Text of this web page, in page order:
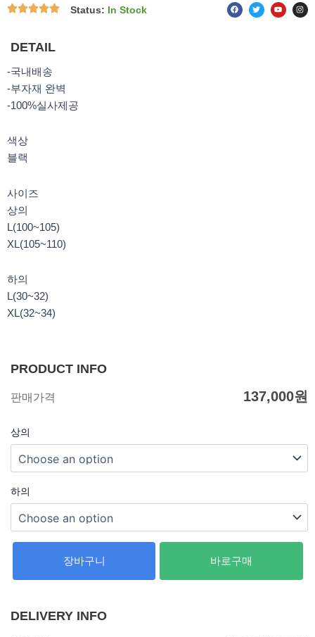
Status: In Stock F
a
c
T
w
i
Y
o
u
I
n
s
DETAIL
-국내배송
-부자재 완벽
-100%실사제공
색상
블랙
사이즈
상의
L(100~105)
XL(105~110)
하의
L(30~32)
XL(32~34)
PRODUCT INFO
판매가격 137,000원
상의
하의
장바구니 바로구매
DELIVERY INFO